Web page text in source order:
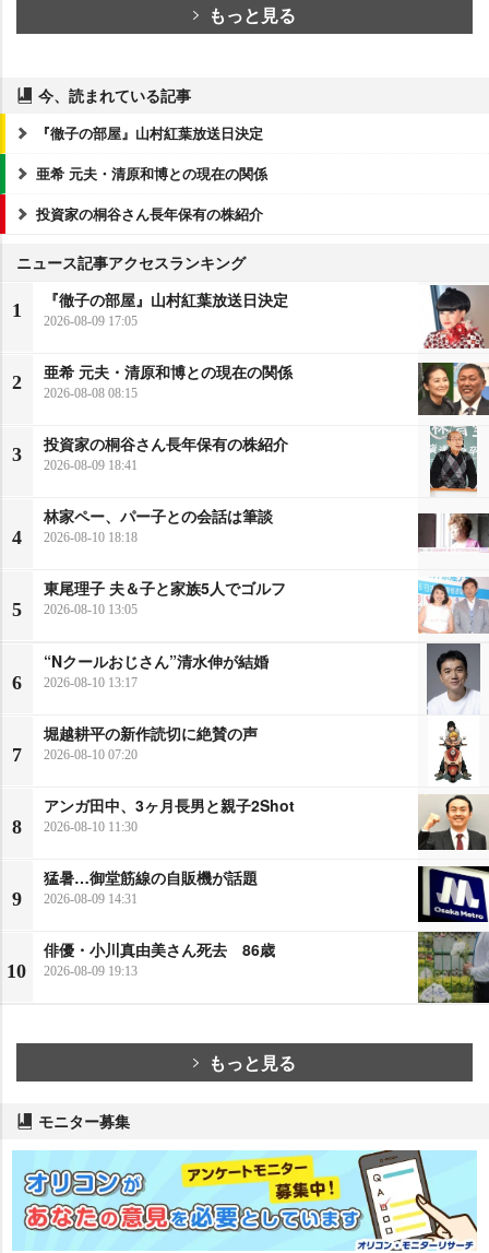
もっと見る
今、読まれている記事
『徹子の部屋』山村紅葉放送日決定
亜希 元夫・清原和博との現在の関係
投資家の桐谷さん長年保有の株紹介
ニュース記事アクセスランキング
1
『徹子の部屋』山村紅葉放送日決定
2026-08-09 17:05
2
亜希 元夫・清原和博との現在の関係
2026-08-08 08:15
3
投資家の桐谷さん長年保有の株紹介
2026-08-09 18:41
4
林家ペー、パー子との会話は筆談
2026-08-10 18:18
5
東尾理子 夫＆子と家族5人でゴルフ
2026-08-10 13:05
6
“Nクールおじさん”清水伸が結婚
2026-08-10 13:17
7
堀越耕平の新作読切に絶賛の声
2026-08-10 07:20
8
アンガ田中、3ヶ月長男と親子2Shot
2026-08-10 11:30
9
猛暑…御堂筋線の自販機が話題
2026-08-09 14:31
10
俳優・小川真由美さん死去 86歳
2026-08-09 19:13
もっと見る
モニター募集